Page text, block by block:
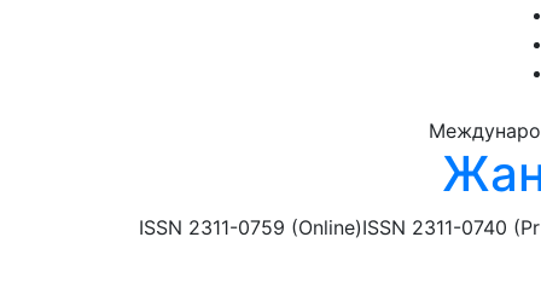
ISSN 2311-0759 (Online)ISSN 2311-0740